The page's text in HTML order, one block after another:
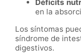
Déficits
en la
Los síntomas
síndrome de
digestivos.